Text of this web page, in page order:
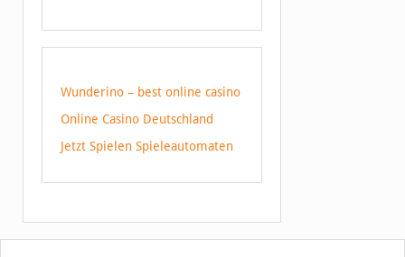
Wunderino – best online casino
Online Casino Deutschland
Jetzt Spielen Spieleautomaten